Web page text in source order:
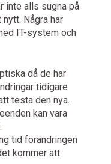
inte alls sugna på
Några har
IT-system och
då de har
tidigare
testa den nya.
kan vara
tid förändringen
kommer att